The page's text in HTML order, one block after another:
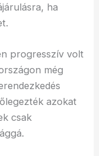
ha
progresszív volt
még
azokat
csak